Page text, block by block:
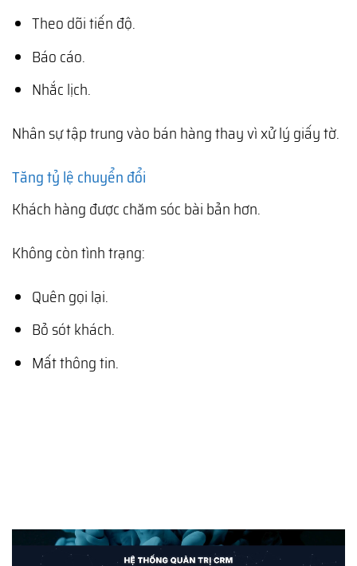
Theo dõi tiến độ.
Báo cáo.
Nhắc lịch.
Nhân sự tập trung vào bán hàng thay vì xử lý giấy tờ.
Tăng tỷ lệ chuyển đổi
Khách hàng được chăm sóc bài bản hơn.
Không còn tình trạng:
Quên gọi lại.
Bỏ sót khách.
Mất thông tin.